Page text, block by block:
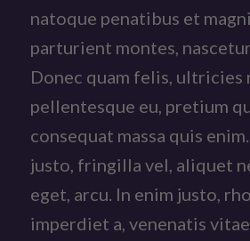
natoque penatibus et
parturient montes,
Donec quam felis, ultricies
pellentesque eu, pretium
consequat massa quis
justo, fringilla vel, aliquet
eget, arcu. In enim justo,
imperdiet a, venenatis